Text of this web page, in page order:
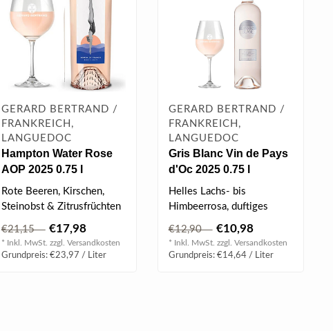
GERARD BERTRAND /
FRANKREICH,
LANGUEDOC
Hampton Water Rose
AOP 2025 0.75 l
Rote Beeren, Kirschen,
Steinobst & Zitrusfrüchten
Noten..
€21,15 €17,98
* Inkl. MwSt. zzgl. Versandkosten
Grundpreis: €23,97 / Liter
GERARD BERTRAND /
FRANKREICH,
LANGUEDOC
Gris Blanc Vin de Pays
d'Oc 2025 0.75 l
Helles Lachs- bis
Himbeerrosa, duftiges
Erdbeeren, mit eine..
€12,90 €10,98
* Inkl. MwSt. zzgl. Versandkosten
Grundpreis: €14,64 / Liter